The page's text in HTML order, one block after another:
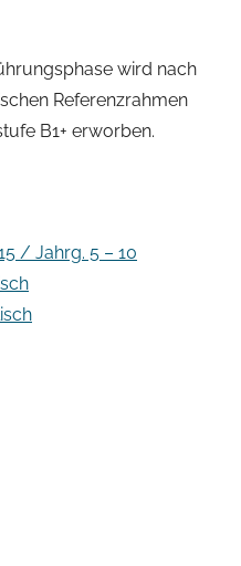
wird nach
Referenzrahmen
B1+ erworben.
/ Jahrg. 5 – 10